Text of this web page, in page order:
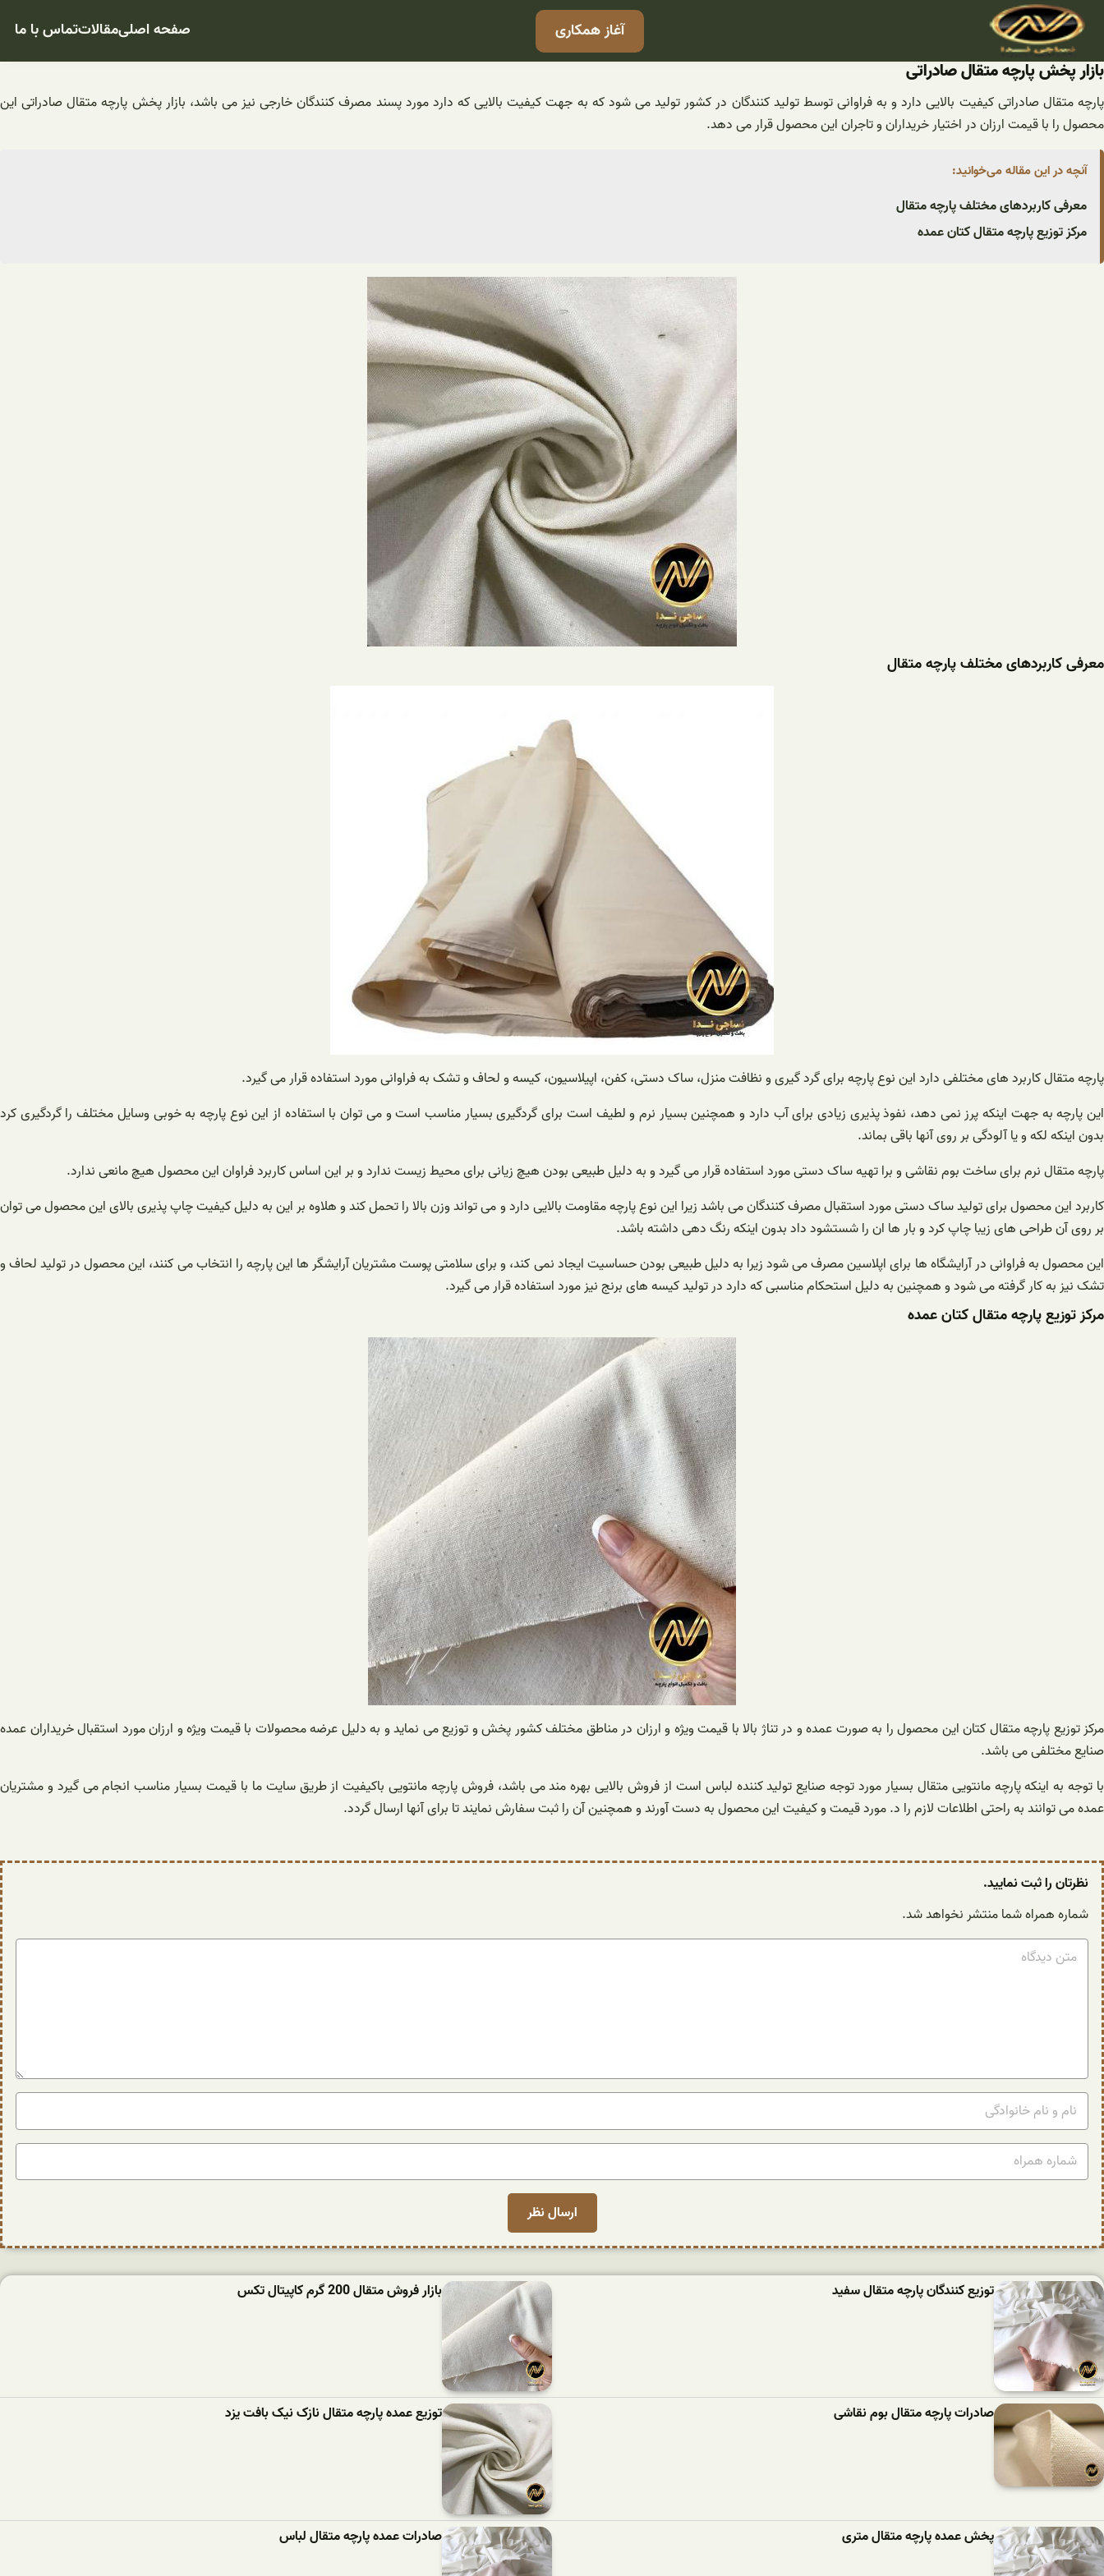
آغاز همکاری صفحه اصلیمقالاتتماس با ما
بازار پخش پارچه متقال صادراتی
پارچه متقال صادراتی کیفیت بالایی دارد و به فراوانی توسط تولید کنندگان در کشور تولید می شود که به جهت کیفیت بالایی که دارد مورد پسند مصرف کنندگان خارجی نیز می باشد، بازار پخش پارچه متقال صادراتی این
محصول را با قیمت ارزان در اختیار خریداران و تاجران این محصول قرار می دهد.
آنچه در این مقاله می‌خوانید:
معرفی کاربردهای مختلف پارچه متقال
مرکز توزیع پارچه متقال کتان عمده
معرفی کاربردهای مختلف پارچه متقال
پارچه متقال کاربرد های مختلفی دارد این نوع پارچه برای گرد گیری و نظافت منزل، ساک دستی، کفن، اپیلاسیون، کیسه و لحاف و تشک به فراوانی مورد استفاده قرار می گیرد.
این پارچه به جهت اینکه پرز نمی دهد، نفوذ پذیری زیادی برای آب دارد و همچنین بسیار نرم و لطیف است برای گردگیری بسیار مناسب است و می توان با استفاده از این نوع پارچه به خوبی وسایل مختلف را گردگیری کرد
بدون اینکه لکه و یا آلودگی بر روی آنها باقی بماند.
پارچه متقال نرم برای ساخت بوم نقاشی و برا تهیه ساک دستی مورد استفاده قرار می گیرد و به دلیل طبیعی بودن هیچ زیانی برای محیط زیست ندارد و بر این اساس کاربرد فراوان این محصول هیچ مانعی ندارد.
کاربرد این محصول برای تولید ساک دستی مورد استقبال مصرف کنندگان می باشد زیرا این نوع پارچه مقاومت بالایی دارد و می تواند وزن بالا را تحمل کند و هلاوه بر این به دلیل کیفیت چاپ پذیری بالای این محصول می توان
بر روی آن طراحی های زیبا چاپ کرد و بار ها ان را شستشود داد بدون اینکه رنگ دهی داشته باشد.
این محصول به فراوانی در آرایشگاه ها برای اپلاسین مصرف می شود زیرا به دلیل طبیعی بودن حساسیت ایجاد نمی کند، و برای سلامتی پوست مشتریان آرایشگر ها این پارچه را انتخاب می کنند، این محصول در تولید لحاف و
تشک نیز به کار گرفته می شود و همچنین به دلیل استحکام مناسبی که دارد در تولید کیسه های برنج نیز مورد استفاده قرار می گیرد.
مرکز توزیع پارچه متقال کتان عمده
مرکز توزیع پارچه متقال کتان این محصول را به صورت عمده و در تناژ بالا با قیمت ویژه و ارزان در مناطق مختلف کشور پخش و توزیع می نماید و به دلیل عرضه محصولات با قیمت ویژه و ارزان مورد استقبال خریداران عمده
صنایع مختلفی می باشد.
با توجه به اینکه پارچه مانتویی متقال بسیار مورد توجه صنایع تولید کننده لباس است از فروش بالایی بهره مند می باشد، فروش پارچه مانتویی باکیفیت از طریق سایت ما با قیمت بسیار مناسب انجام می گیرد و مشتریان
عمده می توانند به راحتی اطلاعات لازم را د. مورد قیمت و کیفیت این محصول به دست آورند و همچنین آن را ثبت سفارش نمایند تا برای آنها ارسال گردد.
نظرتان را ثبت نمایید.
شماره همراه شما منتشر نخواهد شد.
توزیع کنندگان پارچه متقال سفید بازار فروش متقال 200 گرم کاپیتال تکس
صادرات پارچه متقال بوم نقاشی توزیع عمده پارچه متقال نازک نیک بافت یزد
پخش عمده پارچه متقال متری صادرات عمده پارچه متقال لباس